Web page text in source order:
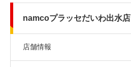
namcoプラッセだいわ出水店
店舗情報